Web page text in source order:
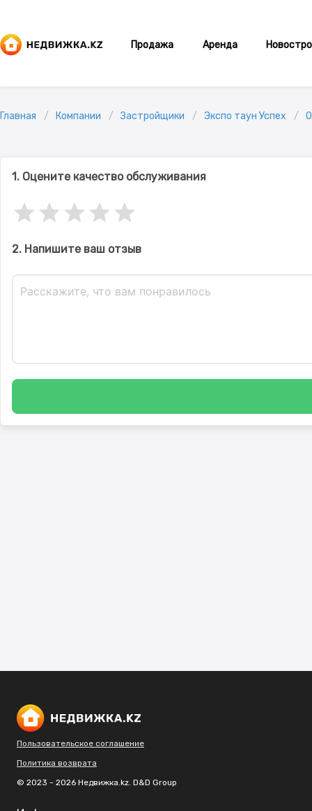
Продажа Аренда
Главная Компании Застройщики Экспо таун Успех
1. Оцените качество обслуживания
2. Напишите ваш отзыв
Пользовательское соглашение
Политика возврата
© 2023 - 2026 Недвижка.kz. D&D Group